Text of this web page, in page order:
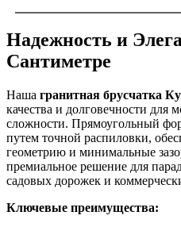
Надежность и
Сантиметре
Наша гранитная брусчатка
качества и долговечности
сложности. Прямоугольный
путем точной распиловки,
геометрию и минимальные
премиальное решение для
садовых дорожек и
Ключевые преимущества: